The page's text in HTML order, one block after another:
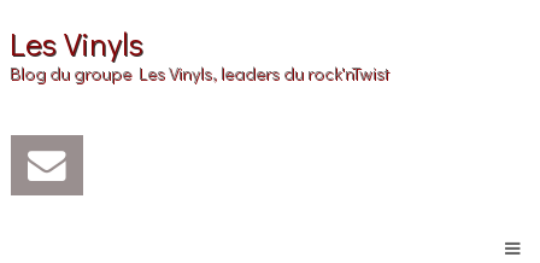
Les Vinyls
Blog du groupe Les Vinyls, leaders du rock'nTwist